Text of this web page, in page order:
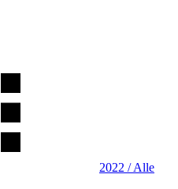
2022 / Alle